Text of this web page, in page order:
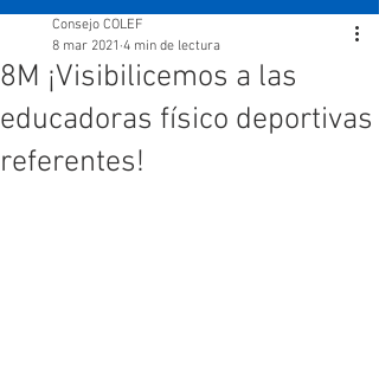
8M ¡Visibilicemos a las
educadoras físico deportivas
referentes!
Consejo COLEF
8 mar 2021 4 min de lectura